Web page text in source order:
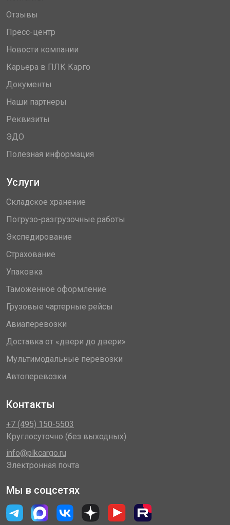
Отзывы
Пресс-центр
Новости компании
Карьера в ПЛК Карго
Документы
Наши партнеры
Реквизиты
ЭДО
Полезная информация
Услуги
Складское хранение
Погрузо-разгрузочные работы
Экспедирование
Страхование
Упаковка
Таможенное оформление
Грузовые чартерные рейсы
Авиаперевозки
Доставка от «двери до двери»
Мультимодальные перевозки
Автоперевозки
Контакты
+7 (495) 150-5503
Круглосуточно (без выходных)
info@plkcargo.ru
Электронная почта
Мы в соцсетях